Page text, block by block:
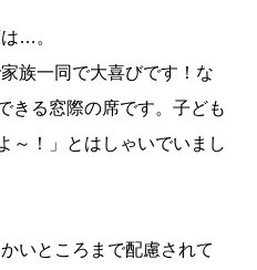
…。
族一同で大喜びです！な
きる窓際の席です。子ども
～！」とはしゃいでいまし
いところまで配慮されて